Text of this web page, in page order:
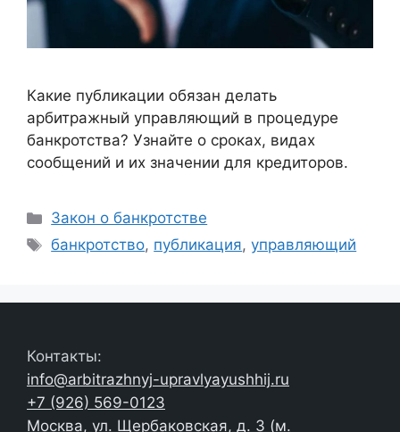
Какие публикации обязан делать
арбитражный управляющий в процедуре
банкротства? Узнайте о сроках, видах
сообщений и их значении для кредиторов.
Рубрики
Закон о банкротстве
Метки
банкротство, публикация,управляющий
Контакты:
info@arbitrazhnyj-upravlyayushhij.ru
+7 (926) 569-0123
Москва, ул. Щербаковская, д. 3 (м.